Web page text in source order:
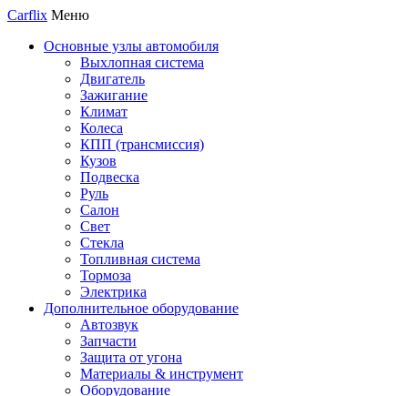
Carflix Меню
Основные узлы автомобиля
Выхлопная система
Двигатель
Зажигание
Климат
Колеса
КПП (трансмиссия)
Кузов
Подвеска
Руль
Салон
Свет
Стекла
Топливная система
Тормоза
Электрика
Дополнительное оборудование
Автозвук
Запчасти
Защита от угона
Материалы & инструмент
Оборудование